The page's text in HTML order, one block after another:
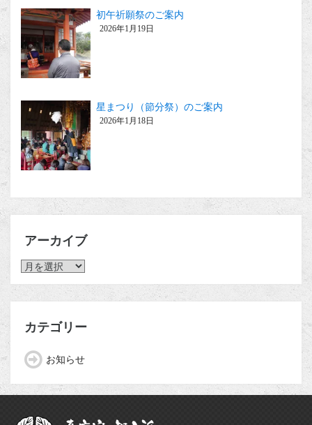
初午祈願祭のご案内
2026年1月19日
星まつり（節分祭）のご案内
2026年1月18日
アーカイブ
ア
イ
カテゴリー
お知らせ